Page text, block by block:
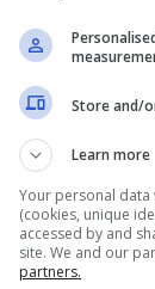
ad
Store and/
Learn more
Your personal
(cookies, unique
accessed by and
site. We and our
partners.